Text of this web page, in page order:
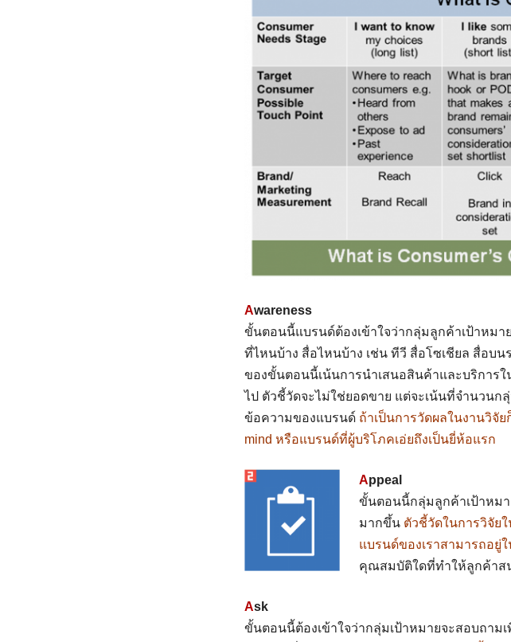
Awareness
ขั้นตอนนี้แบรนด์ต้องเข้าใจว่ากลุ่มลูกค้าเป้าหมา
ที่ไหนบ้าง สื่อไหนบ้าง เช่น ทีวี สื่อโซเชียล สื่อบ
ของขั้นตอนนี้เน้นการนำเสนอสินค้าและบริการ
ไป ตัวชี้วัดจะไม่ใช่ยอดขาย แต่จะเน้นที่จำนวน
ข้อความของแบรนด์ ถ้าเป็นการวัดผลในงานวิจัย
mind หรือแบรนด์ที่ผู้บริโภคเอ่ยถึงเป็นยี่ห้อแรก
Appeal
ขั้นตอนนี้กลุ่มลูกค้าเป้าหมา
มากขึ้น ตัวชี้วัดในการวิจัย
แบรนด์ของเราสามารถอยู่
คุณสมบัติใดที่ทำให้ลูกค้าส
Ask
ขั้นตอนนี้ต้องเข้าใจว่ากลุ่มเป้าหมายจะสอบถามเ